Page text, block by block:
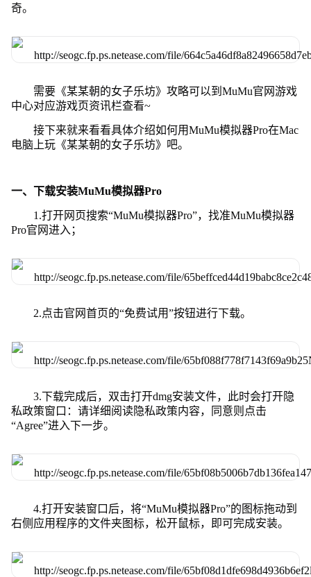
奇。
需要《某某朝的女子乐坊》攻略可以到MuMu官网游戏
中心对应游戏页资讯栏查看~
接下来就来看看具体介绍如何用MuMu模拟器Pro在Mac
电脑上玩《某某朝的女子乐坊》吧。
一、下载安装MuMu模拟器Pro
1.打开网页搜索“MuMu模拟器Pro”，找准MuMu模拟器
Pro官网进入；
2.点击官网首页的“免费试用”按钮进行下载。
3.下载完成后，双击打开dmg安装文件，此时会打开隐
私政策窗口：请详细阅读隐私政策内容，同意则点击
“Agree”进入下一步。
4.打开安装窗口后，将“MuMu模拟器Pro”的图标拖动到
右侧应用程序的文件夹图标，松开鼠标，即可完成安装。